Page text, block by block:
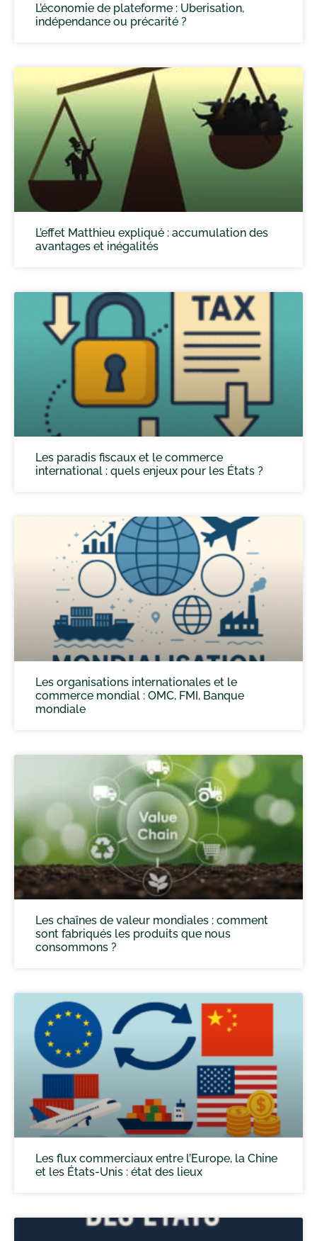
L’économie de plateforme : Uberisation,
indépendance ou précarité ?
L’effet Matthieu expliqué : accumulation des
avantages et inégalités
Les paradis fiscaux et le commerce
international : quels enjeux pour les États ?
Les organisations internationales et le
commerce mondial : OMC, FMI, Banque
mondiale
Les chaînes de valeur mondiales : comment
sont fabriqués les produits que nous
consommons ?
Les flux commerciaux entre l’Europe, la Chine
et les États-Unis : état des lieux